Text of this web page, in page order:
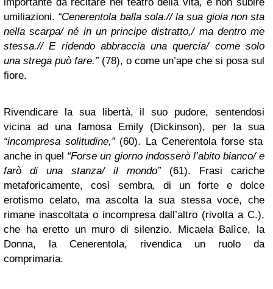
umiliazioni. “Cenerentola balla sola.// la sua gioia non sta
nella scarpa/ né in un principe distratto,/ ma dentro me
stessa.// E ridendo abbraccia una quercia/ come solo
una strega può fare.”(78), o come un’ape che si posa sul
fiore.
Rivendicare la sua libertà, il suo pudore, sentendosi
vicina ad una famosa Emily (Dickinson), per la sua
“incompresa solitudine,”(60). La Cenerentola forse sta
anche in quel “Forse un giorno indosserò l’abito bianco/ e
farò di una stanza/ il mondo”(61). Frasi cariche
metaforicamente, così sembra, di un forte e dolce
erotismo celato, ma ascolta la sua stessa voce, che
rimane inascoltata o incompresa dall’altro (rivolta a C.),
che ha eretto un muro di silenzio. Micaela Balìce, la
Donna, la Cenerentola, rivendica un ruolo da
comprimaria.